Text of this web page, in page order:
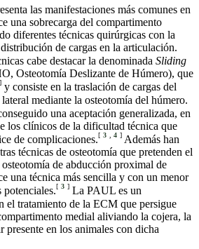
las manifestaciones más comunes en
una sobrecarga del compartimento
diferentes técnicas quirúrgicas con la
de cargas en la articulación.
cabe destacar la denominada Sliding
Osteotomía Deslizante de Húmero), que
] y consiste en la traslación de cargas del
mediante la osteotomía del húmero.
una aceptación generalizada, en
los clínicos de la dificultad técnica que
de complicaciones.[ 3 4 ] Además han
técnicas de osteotomía que pretenden el
de abducción proximal de
una técnica más sencilla y con un menor
[ 3 ] La PAUL es un
el tratamiento de la ECM que persigue
medial aliviando la cojera, la
en los animales con dicha